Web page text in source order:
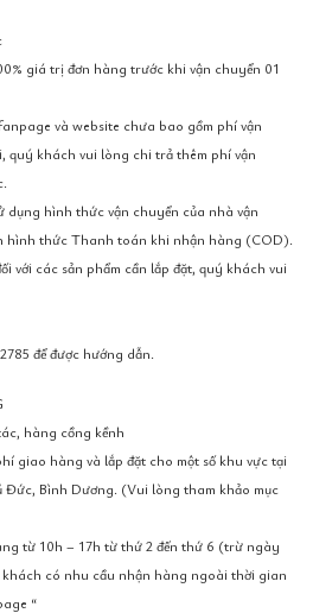
giá trị đơn hàng trước khi vận chuyển 01
và website chưa bao gồm phí vận
quý khách vui lòng chi trả thêm phí vận
dụng hình thức vận chuyển của nhà vận
hình thức Thanh toán khi nhận hàng (COD).
với các sản phẩm cần lắp đặt, quý khách vui
để được hướng dẫn.
hàng cồng kềnh
giao hàng và lắp đặt cho một số khu vực tại
Đức, Bình Dương. (Vui lòng tham khảo mục
từ 10h – 17h từ thứ 2 đến thứ 6 (trừ ngày
khách có nhu cầu nhận hàng ngoài thời gian
“